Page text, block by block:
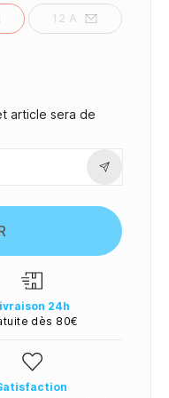
12 A
article sera de
24h
dès 80€